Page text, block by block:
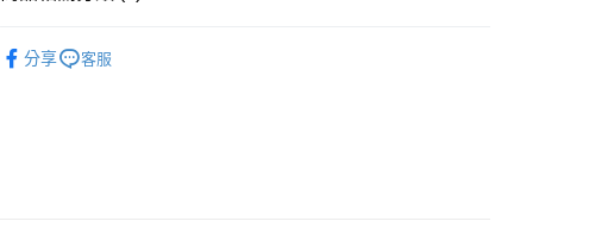
AFTEE先享後付是「在收到商品之後才付款」的支付方式。 讓您購物簡單
便利好安心！
分享 客服